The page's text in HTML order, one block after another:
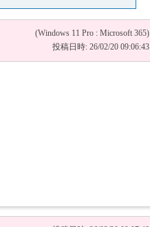
(Windows 11 Pro : Microsoft 365)
投稿日時: 26/02/20 09:06:43